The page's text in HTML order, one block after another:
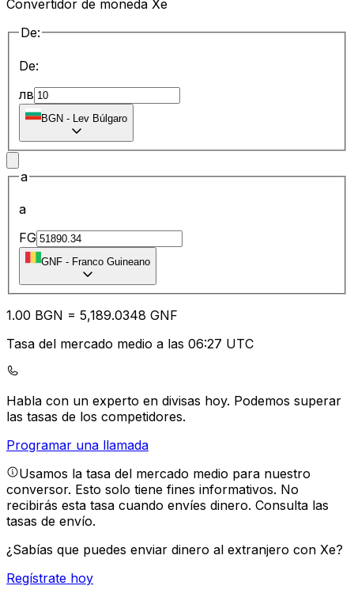
Convertidor de moneda Xe
De:
De:
лв
BGN - Lev Búlgaro
a
a
FG
GNF - Franco Guineano
1.00 BGN = 5,189.0348 GNF
Tasa del mercado medio a las 06:27 UTC
Habla con un experto en divisas hoy. Podemos superar
las tasas de los competidores.
Programar una llamada
Usamos la tasa del mercado medio para nuestro
conversor. Esto solo tiene fines informativos. No
recibirás esta tasa cuando envíes dinero. Consulta las
tasas de envío.
¿Sabías que puedes enviar dinero al extranjero con Xe?
Regístrate hoy